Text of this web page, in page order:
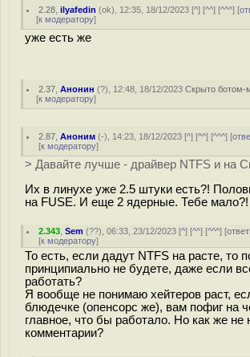
2.28 ,ilyafedin (ok), 12:35, 18/12/2023 [^] [^^] [^^^] [
[к модератору]
уже есть же
2.37 ,Анонин (?), 12:48, 18/12/2023Скрыто ботом-
[к модератору]
2.87 ,Аноним (-), 14:23, 18/12/2023 [^] [^^] [^^^] [
[к модератору]
> Давайте лучше - драйвер NTFS и на
Их в линухе уже 2.5 штуки есть?!
на FUSE. И еще 2 ядерные. Тебе мало?!
2.343 ,Sem (??), 06:33, 23/12/2023 [^] [^^] [^^^] [
[к модератору]
То есть, если дадут NTFS на расте, то
принципиально не будете, даже если
работать?
Я вообще не понимаю хейтеров раст,
блюдечке (опенсорс же), вам пофиг на
главное, что бы работало. Но как же не
комментарии?